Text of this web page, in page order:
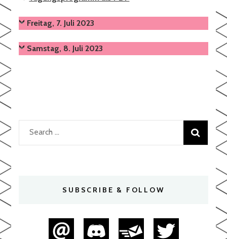
Freitag, 7. Juli 2023
Samstag, 8. Juli 2023
Search
for:
SUBSCRIBE & FOLLOW